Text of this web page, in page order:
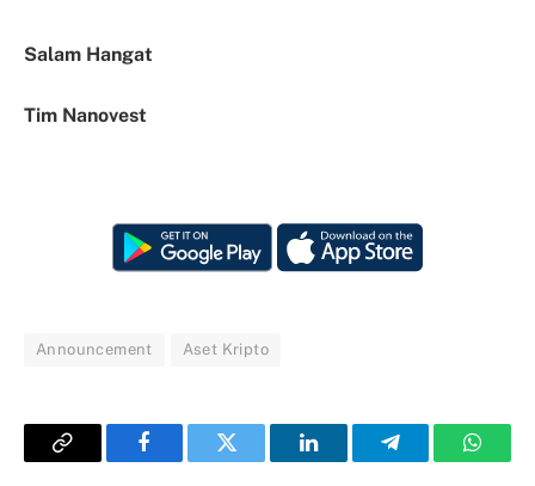
Salam Hangat
Tim Nanovest
Announcement Aset Kripto
Copy
FacebookTwitter LinkedInTelegram